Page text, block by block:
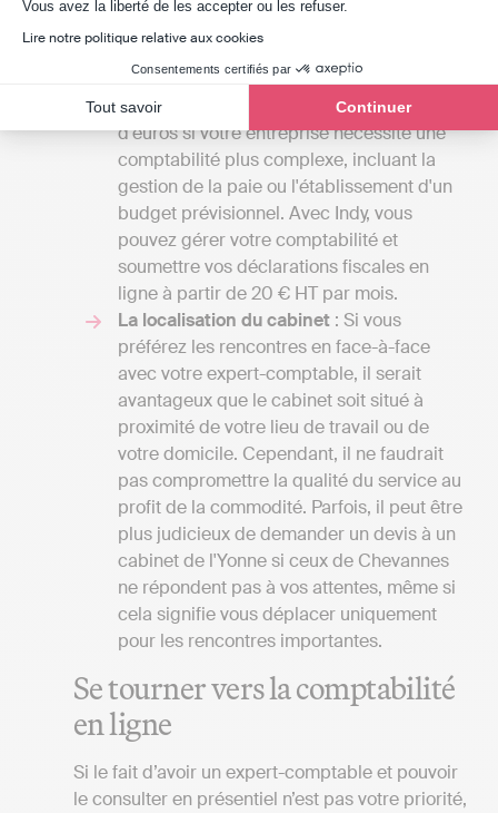
Vous avez la liberté de les accepter ou les refuser.
Lire notre politique relative aux cookies
Consentements certifiés par
Tout savoir Continuer
entre 1000 et 2000 euros par an pour une
petite mission confiée à un comptable
indépendant et atteindre plusieurs milliers
d'euros si votre entreprise nécessite une
comptabilité plus complexe, incluant la
gestion de la paie ou l'établissement d'un
budget prévisionnel. Avec Indy, vous
pouvez gérer votre comptabilité et
soumettre vos déclarations fiscales en
ligne à partir de 20 € HT par mois.
La localisation du cabinet : Si vous
préférez les rencontres en face-à-face
avec votre expert-comptable, il serait
avantageux que le cabinet soit situé à
proximité de votre lieu de travail ou de
votre domicile. Cependant, il ne faudrait
pas compromettre la qualité du service au
profit de la commodité. Parfois, il peut être
plus judicieux de demander un devis à un
cabinet de l'Yonne si ceux de Chevannes
ne répondent pas à vos attentes, même si
cela signifie vous déplacer uniquement
pour les rencontres importantes.
Se tourner vers la comptabilité
en ligne
Si le fait d’avoir un expert-comptable et pouvoir
le consulter en présentiel n’est pas votre priorité,